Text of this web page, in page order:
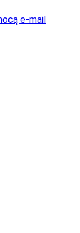
e-mail